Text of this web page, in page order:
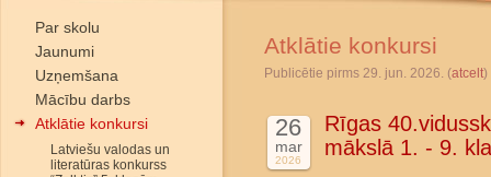
Par skolu
Jaunumi
Uzņemšana
Mācību darbs
Atklātie konkursi
Latviešu valodas un
literatūras konkurss
Atklātie konkursi
Publicētie pirms 29. jun. 2026. (atcelt)
26
mar
2026
Rīgas
mākslā 1. - 9.